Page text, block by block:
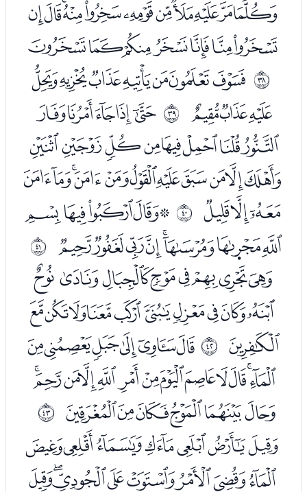
ﭓﭔﭕﭖﭗﭘﭙﭚﭛﭜﭝ
ﭞﭟﭠﭡﭢﭣﭤ
ﰥ ﭦﭧﭨﭩﭪﭫﭬ
ﭭﭮﭯ ﰦ ﭱﭲﭳﭴﭵ
ﭶﭷﭸﭹﭺﭻﭼﭽ
ﭾﭿﮀﮁﮂﮃﮄﮅﮆﮇﮈ
ﮉﮊﮋ ﰧ ﮍﮎﮏﮐﮑ
ﮒﮓﮔﮕﮖﮗﮘﮙ ﰨ
ﮛﮜﮝﮞﮟﮠﮡﮢ
ﮣﮤﮥﮦﮧﮨﮩﮪﮫﮬ
ﮭ ﰩﮯﮰﮱﯓﯔﯕ
ﯖﯗﯘﯙﯚﯛﯜﯝﯞﯟﯠﯡﯢ
ﯣﯤﯥﯦﯧﯨ ﰪ
ﯪﯫﯬﯭﯮﯯﯰ
ﯱﯲﯳﯴﯵﯶﯷﯸ